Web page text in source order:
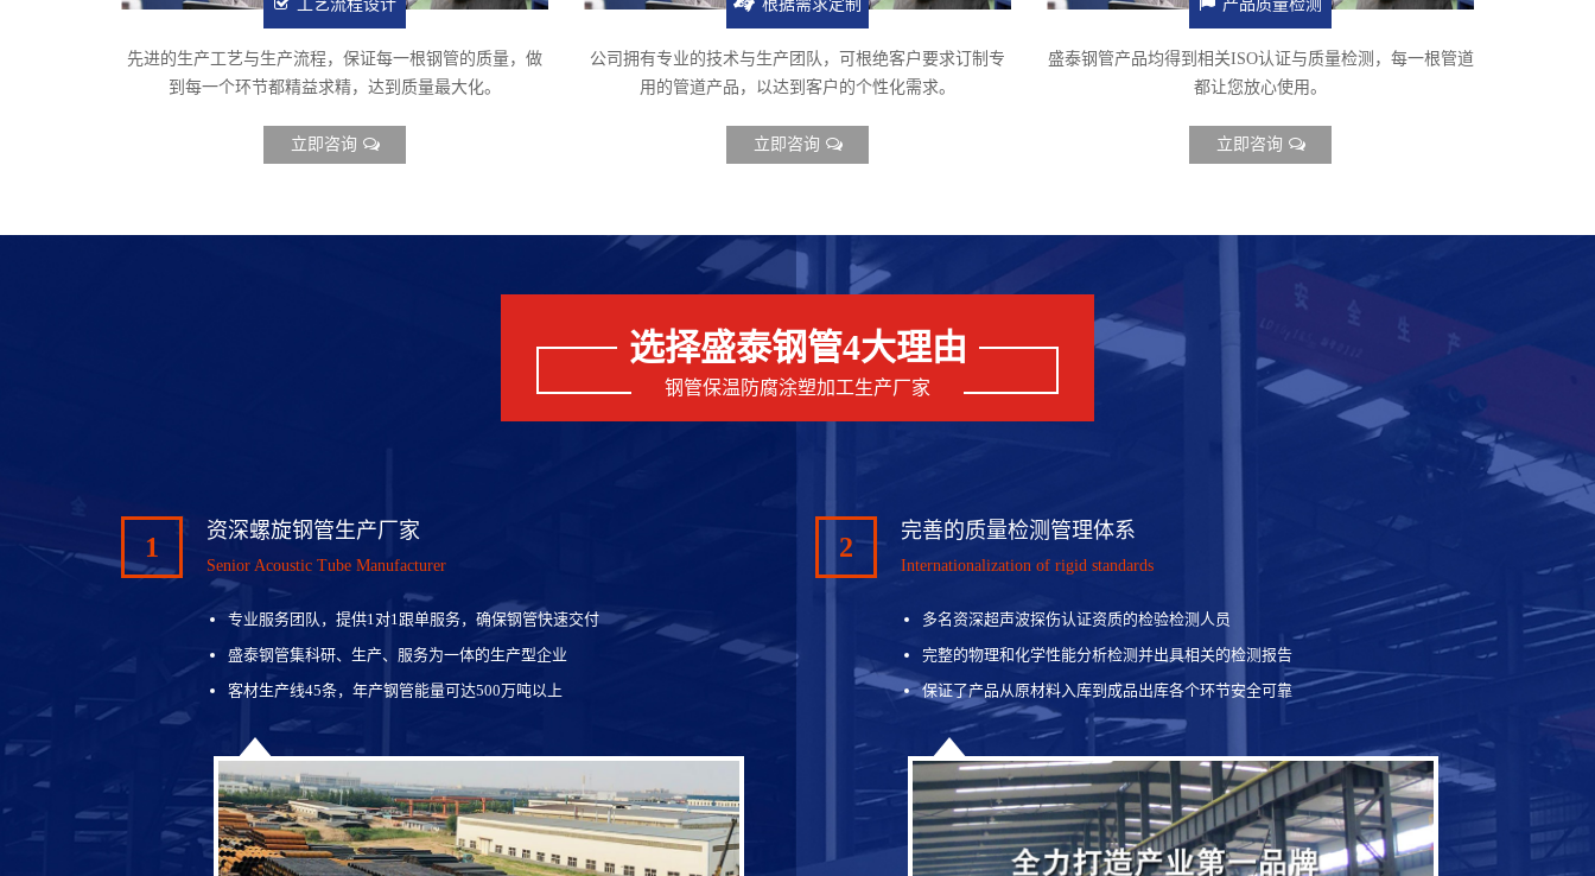
工艺流程设计
先进的生产工艺与生产流程，保证每一根钢管的质量，做
到每一个环节都精益求精，达到质量最大化。
立即咨询
根据需求定制
公司拥有专业的技术与生产团队，可根绝客户要求订制专
用的管道产品，以达到客户的个性化需求。
立即咨询
产品质量检测
盛泰钢管产品均得到相关ISO认证与质量检测，每一根管道
都让您放心使用。
立即咨询
选择盛泰钢管4大理由
钢管保温防腐涂塑加工生产厂家
1
资深螺旋钢管生产厂家
Senior Acoustic Tube Manufacturer
专业服务团队，提供1对1跟单服务，确保钢管快速交付
盛泰钢管集科研、生产、服务为一体的生产型企业
客材生产线45条，年产钢管能量可达500万吨以上
2
完善的质量检测管理体系
Internationalization of rigid standards
多名资深超声波探伤认证资质的检验检测人员
完整的物理和化学性能分析检测并出具相关的检测报告
保证了产品从原材料入库到成品出库各个环节安全可靠